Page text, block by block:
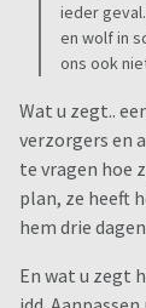
ieder
en wolf in
ons ook
Wat u zegt..
verzorgers en
te vragen hoe
plan, ze heeft
hem drie
En wat u zegt